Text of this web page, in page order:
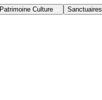
Patrimoine Culture Sanctuaires